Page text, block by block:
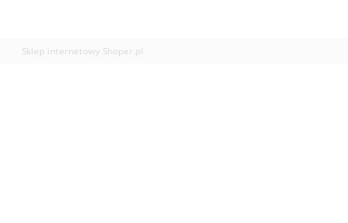
Sklep internetowy Shoper.pl